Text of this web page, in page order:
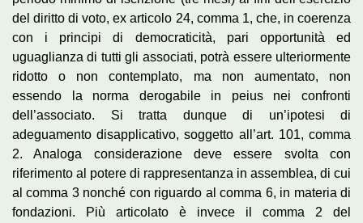
del diritto di voto, ex articolo 24, comma 1, che, in coerenza
con i principi di democraticità, pari opportunità ed
uguaglianza di tutti gli associati, potrà essere ulteriormente
ridotto o non contemplato, ma non aumentato, non
essendo la norma derogabile in peius nei confronti
dell’associato. Si tratta dunque di un’ipotesi di
adeguamento disapplicativo, soggetto all’art. 101, comma
2. Analoga considerazione deve essere svolta con
riferimento al potere di rappresentanza in assemblea, di cui
al comma 3 nonché con riguardo al comma 6, in materia di
fondazioni. Più articolato è invece il comma 2 del